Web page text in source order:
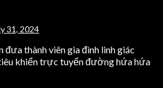
31, 2024
thành viên gia đình linh giác
khiển trực tuyến đường hứa hứa